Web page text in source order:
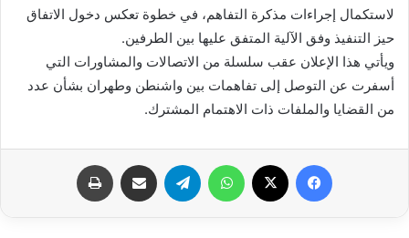
لاستكمال إجراءات مذكرة التفاهم، في خطوة تعكس دخول الاتفاق
حيز التنفيذ وفق الآلية المتفق عليها بين الطرفين.
ويأتي هذا الإعلان عقب سلسلة من الاتصالات والمشاورات التي
أسفرت عن التوصل إلى تفاهمات بين واشنطن وطهران بشأن عدد
من القضايا والملفات ذات الاهتمام المشترك.
فيسبوك واتساب تيلقرام مشاركة عبر البريد